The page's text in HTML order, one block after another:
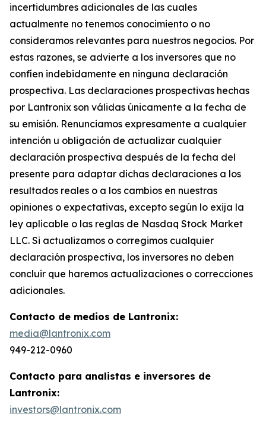
incertidumbres adicionales de las cuales
actualmente no tenemos conocimiento o no
consideramos relevantes para nuestros negocios. Por
estas razones, se advierte a los inversores que no
confíen indebidamente en ninguna declaración
prospectiva. Las declaraciones prospectivas hechas
por Lantronix son válidas únicamente a la fecha de
su emisión. Renunciamos expresamente a cualquier
intención u obligación de actualizar cualquier
declaración prospectiva después de la fecha del
presente para adaptar dichas declaraciones a los
resultados reales o a los cambios en nuestras
opiniones o expectativas, excepto según lo exija la
ley aplicable o las reglas de Nasdaq Stock Market
LLC. Si actualizamos o corregimos cualquier
declaración prospectiva, los inversores no deben
concluir que haremos actualizaciones o correcciones
adicionales.
Contacto de medios de Lantronix:
media@lantronix.com
949-212-0960
Contacto para analistas e inversores de
Lantronix:
investors@lantronix.com